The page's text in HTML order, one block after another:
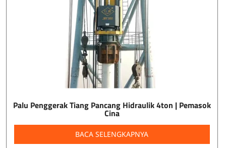
Palu Penggerak Tiang Pancang Hidraulik 4ton | Pemasok
Cina
BACA SELENGKAPNYA